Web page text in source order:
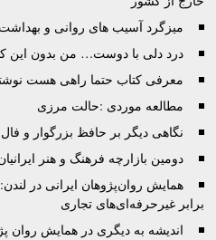
ميزگرد آسيب های روانی و بهداشت
درد دلی با دوست… من بدون اين
معرفی کتاب حتما راهی هست
مطالعه موردی :حالت مرزی
نگاهی دیگر بر حافظ بزرگوار و
دومین بازارچه فرهنگ و هنر
همایش روان‌پژوهان ایرانی در
برابر غیرحرفه‌ای‌های تجاری
اندیشه به دیگری در همایش روان